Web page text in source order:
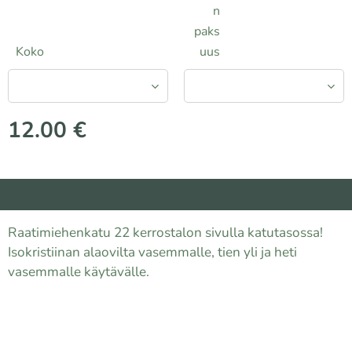
Koko
n
paks
uus
12.00 €
Raatimiehenkatu 22 kerrostalon sivulla katutasossa!
Isokristiinan alaovilta vasemmalle, tien yli ja heti
vasemmalle käytävälle.